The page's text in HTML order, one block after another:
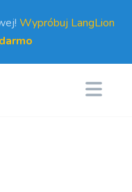
Wypróbuj LangLion